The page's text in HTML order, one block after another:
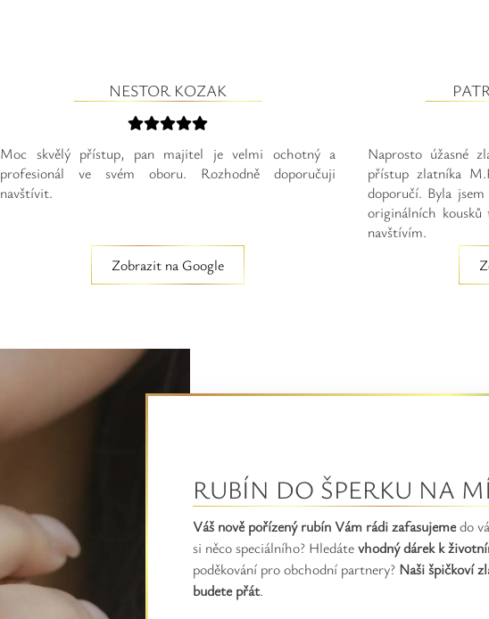
NESTOR KOZAK
Moc skvělý přístup, pan majitel je velmi ochotný a
profesionál ve svém oboru. Rozhodně doporučuji
navštívit.
Zobrazit na Google
Naprosto úžasné
přístup zlatníka
doporučí. Byla
originálních
navštívím.
RUBÍN DO ŠPERKU NA
Váš nově pořízený rubín Vám rádi zafasujemedo
si něco speciálního? Hledátevhodný dárek k
poděkování pro obchodní partnery? Naši špičkoví
budete přát.